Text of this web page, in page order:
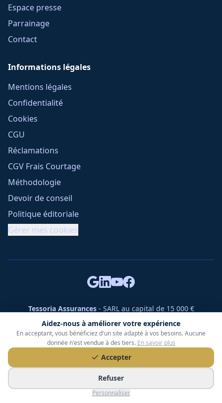
Aidez-nous à améliorer votre expérience
En acceptant, vous bénéficiez d'un site adapté à vos besoins. Aucune
donnée n'est vendue à des tiers. En savoir plus
Accepter
Refuser
Personnaliser
Espace presse
Parrainage
Contact
Informations légales
Mentions légales
Confidentialité
Cookies
CGU
Réclamations
CGV Frais Courtage
Méthodologie
Devoir de conseil
Politique éditoriale
Gérer mes cookies
Tessoria Assurances- SARL au capital de 15 000 €
ORIAS n° 25007309 - RCS 990 206 179 - Membre du réseau
360 Courtage
RC Pro : Klarity - Contrat n° CCOUK000785
49 chemin des Gardettes Sine, 06570 Saint-Paul-de-Vence
© Tessoria Assurances. Tous droits réservés.